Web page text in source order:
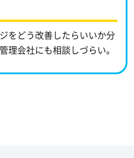
をどう改善したらいいか分
理会社にも相談しづらい。